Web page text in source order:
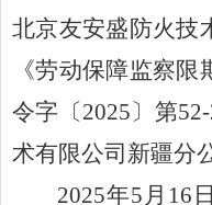
北京友安盛防火技
《劳动保障监察
令字 〔2025〕 第
术有限公司新疆分
2025年5 月 16